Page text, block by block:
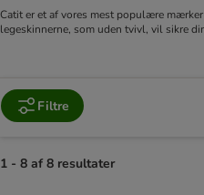
Catit er et af vores mest populære
legeskinnerne, som uden tvivl, vil sikre
Filtre
1 - 8 af 8 resultater